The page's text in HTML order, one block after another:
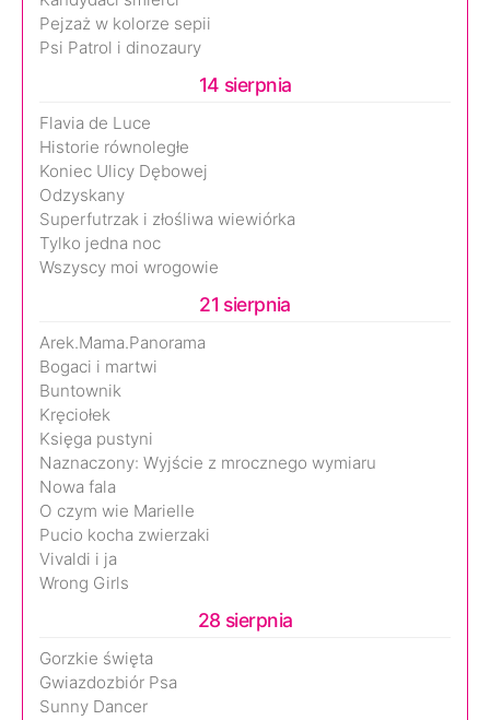
Pejzaż w kolorze sepii
Psi Patrol i dinozaury
14 sierpnia
Flavia de Luce
Historie równoległe
Koniec Ulicy Dębowej
Odzyskany
Superfutrzak i złośliwa wiewiórka
Tylko jedna noc
Wszyscy moi wrogowie
21 sierpnia
Arek.Mama.Panorama
Bogaci i martwi
Buntownik
Kręciołek
Księga pustyni
Naznaczony: Wyjście z mrocznego wymiaru
Nowa fala
O czym wie Marielle
Pucio kocha zwierzaki
Vivaldi i ja
Wrong Girls
28 sierpnia
Gorzkie święta
Gwiazdozbiór Psa
Sunny Dancer